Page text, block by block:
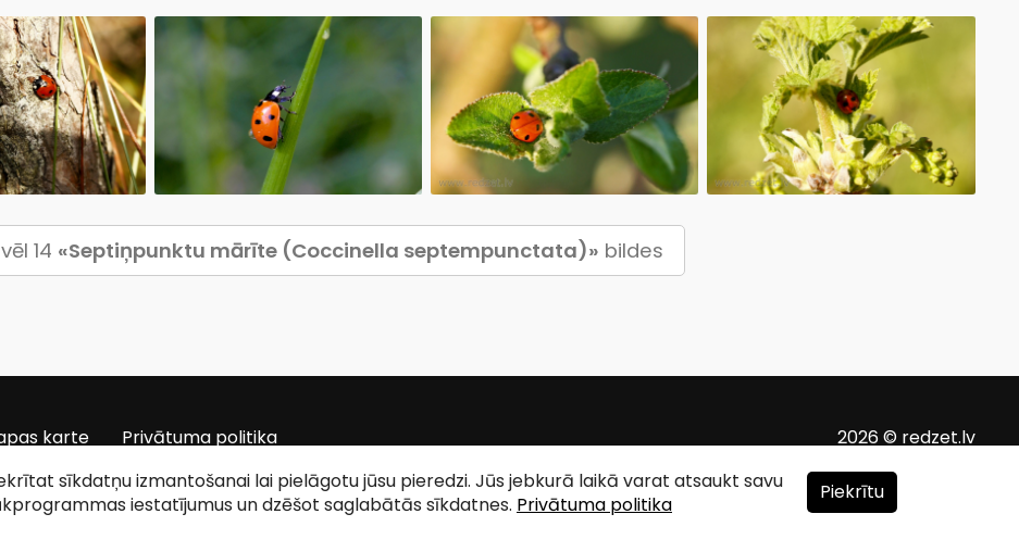
14 «Septiņpunktu mārīte (Coccinella septempunctata)» bildes
karte Privātuma politika
2026 © redzet.lv
sīkdatņu izmantošanai lai pielāgotu jūsu pieredzi. Jūs jebkurā laikā varat atsaukt savu
iestatījumus un dzēšot saglabātās sīkdatnes. Privātuma politika
Piekrītu